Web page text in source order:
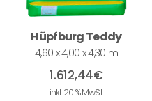
Hüpfburg Teddy
4,60 x 4,00 x 4,30 m
1.612,44€
inkl. 20 % MwSt.